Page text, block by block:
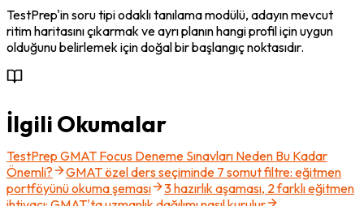
TestPrep'in soru tipi odaklı tanılama modülü, adayın mevcut
ritim haritasını çıkarmak ve ayrı planın hangi profil için uygun
olduğunu belirlemek için doğal bir başlangıç noktasıdır.
İlgili Okumalar
TestPrep GMAT Focus Deneme Sınavları Neden Bu Kadar
Önemli?
GMAT özel ders seçiminde 7 somut filtre: eğitmen
portföyünü okuma şeması
3 hazırlık aşaması, 2 farklı eğitmen